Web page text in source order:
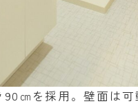
90㎝を採用。壁面は